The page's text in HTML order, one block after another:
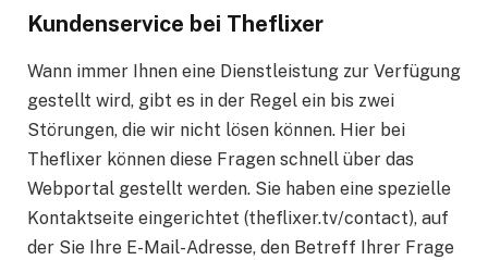
Kundenservice bei Theflixer
Wann immer Ihnen eine Dienstleistung zur Verfügung
gestellt wird, gibt es in der Regel ein bis zwei
Störungen, die wir nicht lösen können. Hier bei
Theflixer können diese Fragen schnell über das
Webportal gestellt werden. Sie haben eine spezielle
Kontaktseite eingerichtet (theflixer.tv/contact), auf
der Sie Ihre E-Mail-Adresse, den Betreff Ihrer Frage